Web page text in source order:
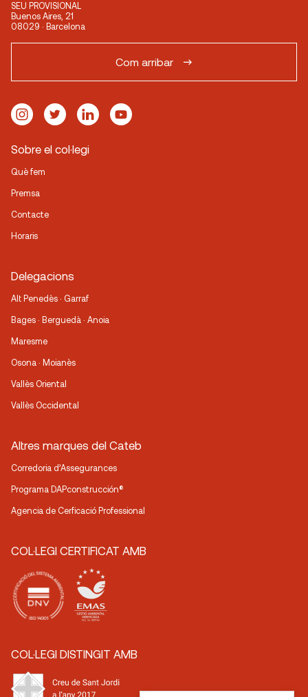
SEU PROVISIONAL
Buenos Aires, 21
08029 · Barcelona
Com arribar
Sobre el col·legi
Què fem
Premsa
Contacte
Horaris
Delegacions
Alt Penedès · Garraf
Bages · Berguedà · Anoia
Maresme
Osona · Moianès
Vallès Oriental
Vallès Occidental
Altres marques del Cateb
Corredoria d’Assegurances
Programa DAPconstrucción®
Agencia de Cerficació Professional
COL·LEGI CERTIFICAT AMB
COL·LEGI DISTINGIT AMB